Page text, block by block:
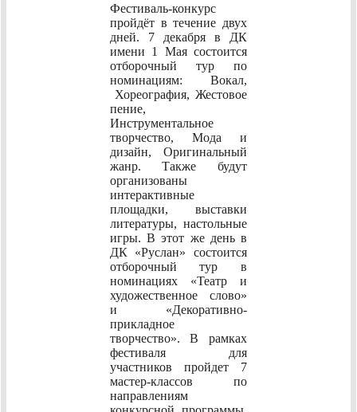
Фестиваль-конкурс
пройдёт в течение двух
дней. 7 декабря в ДК
имени 1 Мая состоится
отборочный тур по
номинациям: Вокал,
Хореография, Жестовое
пение,
Инструментальное
творчество, Мода и
дизайн, Оригинальный
жанр. Также будут
организованы
интерактивные
площадки, выставки
литературы, настольные
игры. В этот же день в
ДК «Руслан» состоится
отборочный тур в
номинациях «Театр и
художественное слово»
и «Декоративно-
прикладное
творчество». В рамках
фестиваля для
участников пройдет 7
мастер-классов по
направлениям